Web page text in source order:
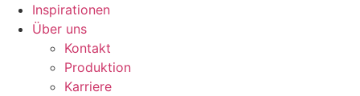
Inspirationen
Über uns
Kontakt
Produktion
Karriere